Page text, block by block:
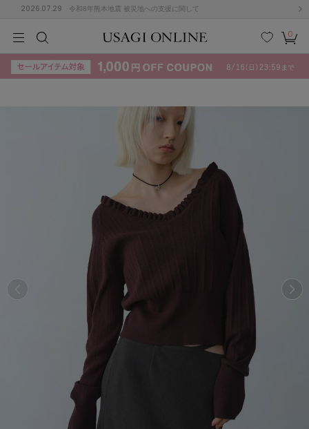
2026.07.29 令和8年熊本地震 被災地への支援に関して
検索
お気
に入
カー
ト
0
KIDSBABYBEAUTYLIFE STYLE
KIDSBABYBEAUTYLIFE STYLE
U
その
アシーム
adidas by Stella McCartney
アディダス バイ ステラマッカートニー
ALLISON BROWN
アリソンブラウン